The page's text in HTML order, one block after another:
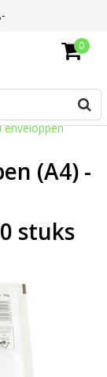
0
enveloppen
(A4) -
stuks